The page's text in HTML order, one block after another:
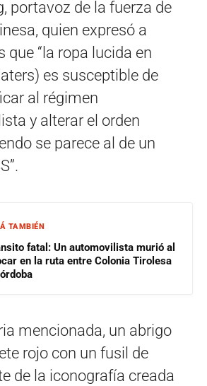
portavoz de la fuerza de
quien expresó a
que “la ropa lucida en
es susceptible de
al régimen
y alterar el orden
se parece al de un
TAMBIÉN
fatal: Un automovilista murió al
en la ruta entre Colonia Tirolesa
mencionada, un abrigo
rojo con un fusil de
de la iconografía creada